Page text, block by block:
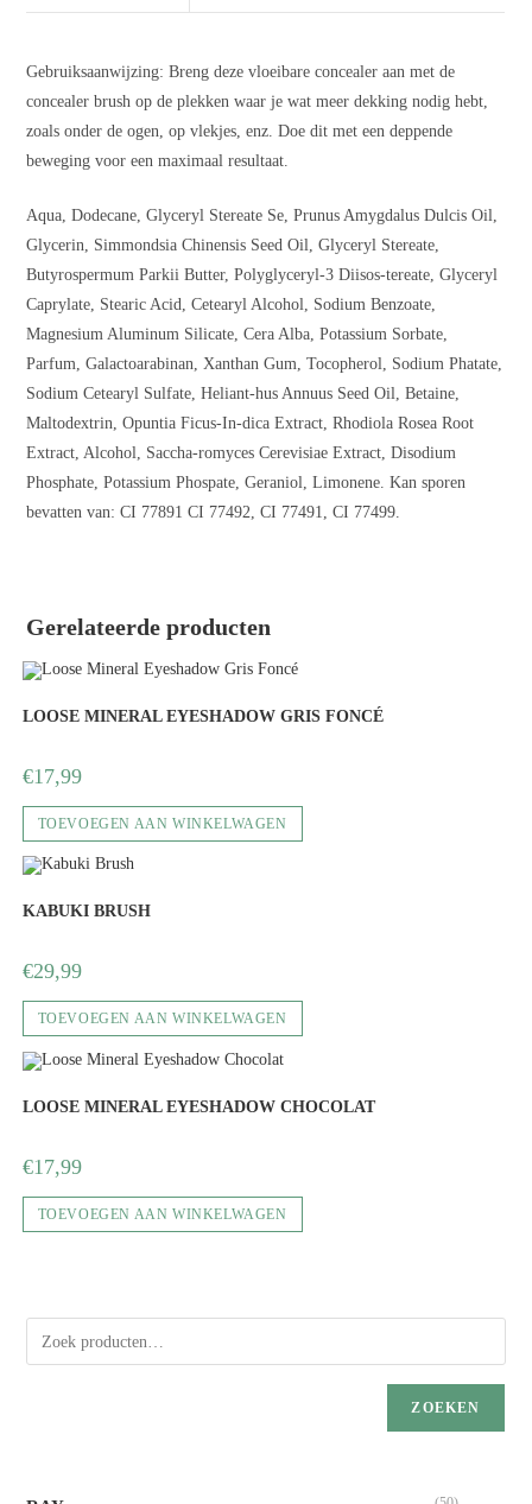
Gebruiksaanwijzing: Breng deze vloeibare concealer aan met de
concealer brush op de plekken waar je wat meer dekking nodig hebt,
zoals onder de ogen, op vlekjes, enz. Doe dit met een deppende
beweging voor een maximaal resultaat.
Aqua, Dodecane, Glyceryl Stereate Se, Prunus Amygdalus Dulcis Oil,
Glycerin, Simmondsia Chinensis Seed Oil, Glyceryl Stereate,
Butyrospermum Parkii Butter, Polyglyceryl-3 Diisos-tereate, Glyceryl
Caprylate, Stearic Acid, Cetearyl Alcohol, Sodium Benzoate,
Magnesium Aluminum Silicate, Cera Alba, Potassium Sorbate,
Parfum, Galactoarabinan, Xanthan Gum, Tocopherol, Sodium Phatate,
Sodium Cetearyl Sulfate, Heliant-hus Annuus Seed Oil, Betaine,
Maltodextrin, Opuntia Ficus-In-dica Extract, Rhodiola Rosea Root
Extract, Alcohol, Saccha-romyces Cerevisiae Extract, Disodium
Phosphate, Potassium Phospate, Geraniol, Limonene. Kan sporen
bevatten van: CI 77891 CI 77492, CI 77491, CI 77499.
Gerelateerde producten
LOOSE MINERAL EYESHADOW GRIS FONCÉ
€17,99
TOEVOEGEN AAN WINKELWAGEN
KABUKI BRUSH
€29,99
TOEVOEGEN AAN WINKELWAGEN
LOOSE MINERAL EYESHADOW CHOCOLAT
€17,99
TOEVOEGEN AAN WINKELWAGEN
ZOEKEN